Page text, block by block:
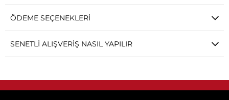
ÖDEME SEÇENEKLERI
SENETLI ALIŞVERIŞ NASIL YAPILIR